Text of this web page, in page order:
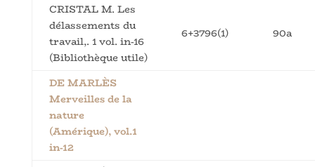
CRISTAL M. Les
délassements du
travail,. 1 vol. in-16
(Bibliothèque utile)
6+3796(1) 90a
DE MARLÈS
Merveilles de la
nature
(Amérique), vol.1
in-12